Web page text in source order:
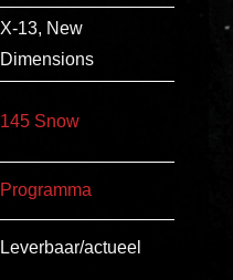
X-13, New
Dimensions
145 Snow
Programma
Leverbaar/actueel
ipsum
Veniam